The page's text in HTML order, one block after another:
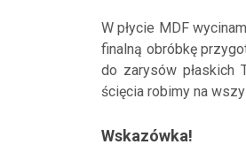
W płycie MDF
finalną obróbkę
do zarysów płaskich
ścięcia robimy na
Wskazówka!